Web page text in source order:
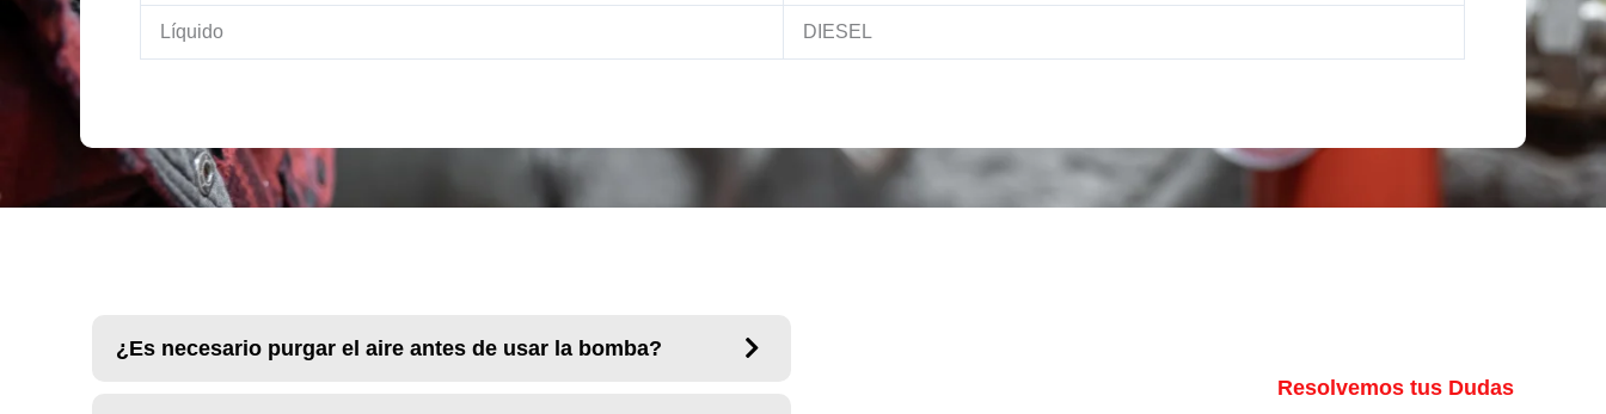
Líquido DIESEL
¿Es necesario purgar el aire antes de usar la bomba?
Resolvemos tus Dudas